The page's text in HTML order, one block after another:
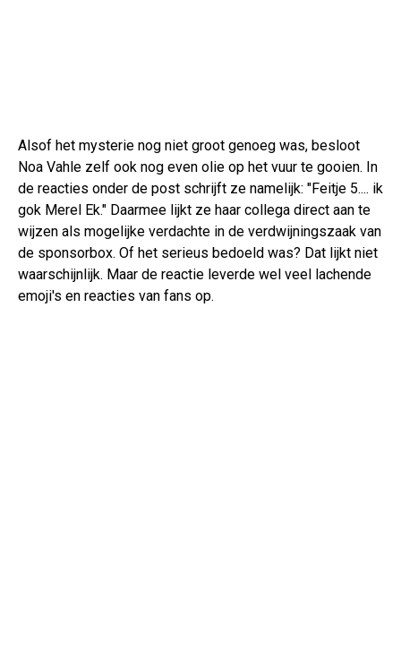
Alsof het mysterie nog niet groot genoeg was, besloot
Noa Vahle zelf ook nog even olie op het vuur te gooien. In
de reacties onder de post schrijft ze namelijk: "Feitje 5.... ik
gok Merel Ek." Daarmee lijkt ze haar collega direct aan te
wijzen als mogelijke verdachte in de verdwijningszaak van
de sponsorbox. Of het serieus bedoeld was? Dat lijkt niet
waarschijnlijk. Maar de reactie leverde wel veel lachende
emoji's en reacties van fans op.